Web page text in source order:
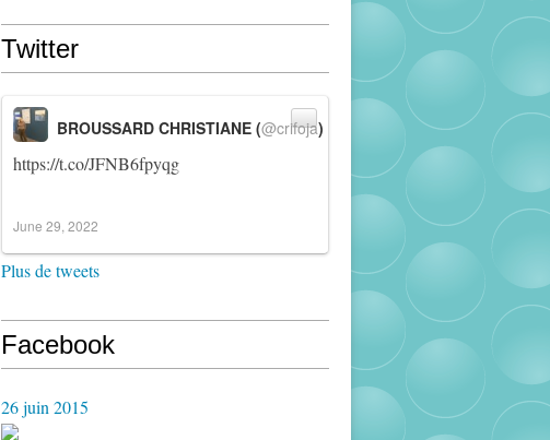
Twitter
https://t.co/JFNB6fpyqg
BROUSSARD CHRISTIANE (@crifoja)
June 29, 2022
Plus de tweets
Facebook
26 juin 2015